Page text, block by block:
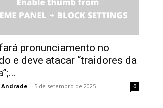
pronunciamento no
e deve atacar “traidores da
Andrade - 5 de setembro de 2025 0